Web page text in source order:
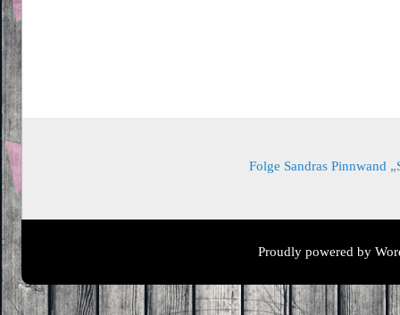
Folge Sandras Pinnwand
Proudly powered by